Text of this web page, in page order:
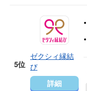
5位
ゼクシィ縁結
び
詳細